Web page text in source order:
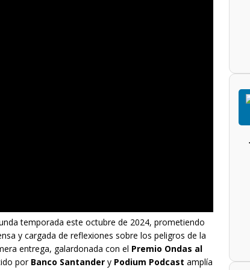
temporada este octubre de 2024, prometiendo
y cargada de reflexiones sobre los peligros de la
entrega, galardonada con el Premio Ondas al
por Banco Santander y Podium Podcast amplía